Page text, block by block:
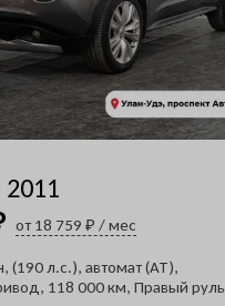
от 18 759 ₽ / мес
2011
(190 л.с.), автомат (AT),
118 000 км, Правый руль